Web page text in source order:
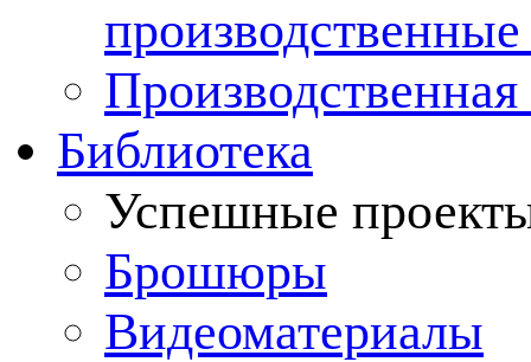
Производственная
Библиотека
Успешные
Брошюры
Видеоматериалы